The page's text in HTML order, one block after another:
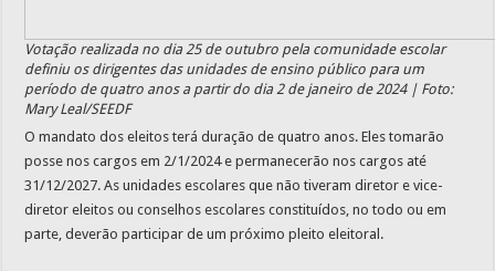
Votação realizada no dia 25 de outubro pela comunidade escolar
definiu os dirigentes das unidades de ensino público para um
período de quatro anos a partir do dia 2 de janeiro de 2024 | Foto:
Mary Leal/SEEDF
O mandato dos eleitos terá duração de quatro anos. Eles tomarão
posse nos cargos em 2/1/2024 e permanecerão nos cargos até
31/12/2027. As unidades escolares que não tiveram diretor e vice-
diretor eleitos ou conselhos escolares constituídos, no todo ou em
parte, deverão participar de um próximo pleito eleitoral.